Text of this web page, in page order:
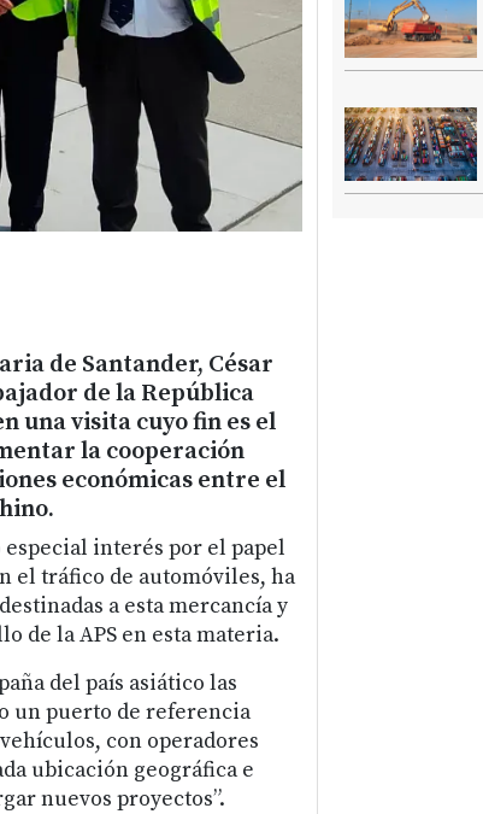
de Santander, César
de la República
una visita cuyo fin es el
la cooperación
económicas entre el
especial interés por el papel
el tráfico de automóviles, ha
a esta mercancía y
de la APS en esta materia.
del país asiático las
un puerto de referencia
con operadores
ubicación geográfica e
nuevos proyectos”.